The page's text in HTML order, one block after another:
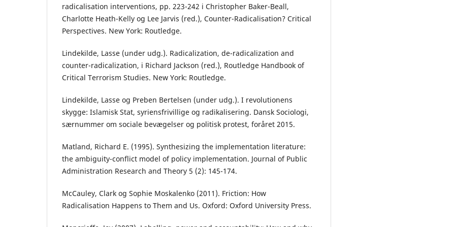
radicalisation interventions, pp. 223-242 i Christopher Baker-Beall,
Charlotte Heath-Kelly og Lee Jarvis (red.), Counter-Radicalisation? Critical
Perspectives. New York: Routledge.
Lindekilde, Lasse (under udg.). Radicalization, de-radicalization and
counter-radicalization, i Richard Jackson (red.), Routledge Handbook of
Critical Terrorism Studies. New York: Routledge.
Lindekilde, Lasse og Preben Bertelsen (under udg.). I revolutionens
skygge: Islamisk Stat, syriensfrivillige og radikalisering. Dansk Sociologi,
særnummer om sociale bevægelser og politisk protest, foråret 2015.
Matland, Richard E. (1995). Synthesizing the implementation literature:
the ambiguity-conflict model of policy implementation. Journal of Public
Administration Research and Theory 5 (2): 145-174.
McCauley, Clark og Sophie Moskalenko (2011). Friction: How
Radicalisation Happens to Them and Us. Oxford: Oxford University Press.